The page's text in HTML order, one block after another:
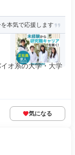
本気で応援します
オ系の大学・大学
気になる